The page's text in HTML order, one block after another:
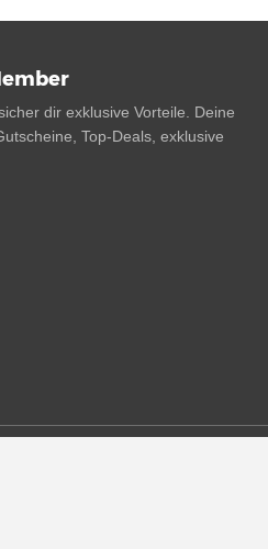
dir exklusive Vorteile. Deine
Top-Deals, exklusive